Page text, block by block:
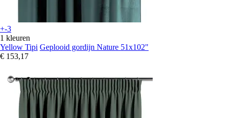
+-3
1 kleuren
Yellow Tipi Geplooid gordijn Nature 51x102"
€ 153,17